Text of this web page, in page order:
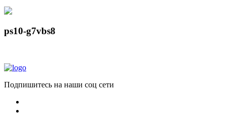
ps10-g7vbs8
Подпишитесь на наши соц сети